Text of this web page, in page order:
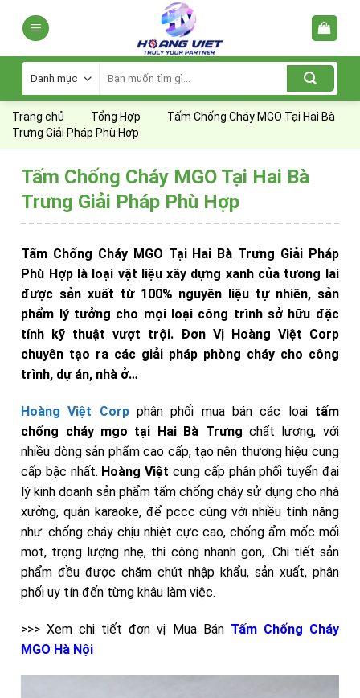
kiếm:
Trang chủ Tổng Hợp
Tấm Chống Cháy MGO Tại Hai Bà
Trưng Giải Pháp Phù Hợp
Tấm Chống Cháy MGO Tại Hai Bà
Trưng Giải Pháp Phù Hợp
Tấm Chống Cháy MGO Tại Hai Bà Trưng Giải Pháp
Phù Hợp là loại vật liệu xây dựng xanh của tương lai
được sản xuất từ 100% nguyên liệu tự nhiên, sản
phẩm lý tưởng cho mọi loại công trình sở hữu đặc
tính kỹ thuật vượt trội. Đơn Vị Hoàng Việt Corp
chuyên tạo ra các giải pháp phòng cháy cho công
trình, dự án, nhà ở…
Hoàng Việt Corpphân phối mua bán các loại tấm
chống cháy mgo tại Hai Bà Trưng chất lượng, với
nhiều dòng sản phẩm cao cấp, tạo nên thương hiệu cung
cấp bậc nhất. Hoàng Việt cung cấp phân phối tuyển đại
lý kinh doanh sản phẩm tấm chống cháy sử dụng cho nhà
xưởng, quán karaoke, để pccc cùng với nhiều tính năng
như: chống cháy chịu nhiệt cực cao, chống ẩm mốc mối
mọt, trọng lượng nhẹ, thi công nhanh gọn,…Chi tiết sản
phẩm đều được chăm chút nhập khẩu, sản xuất, phân
phối uy tín đến từng khâu làm việc.
>>> Xem chi tiết đơn vị Mua Bán Tấm Chống Cháy
MGO Hà Nội